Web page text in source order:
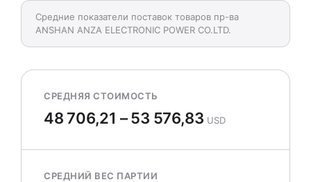
Средние показатели поставок товаров пр-ва
ANSHAN ANZA ELECTRONIC POWER CO.LTD.
СРЕДНЯЯ СТОИМОСТЬ
48 706,21 – 53 576,83 USD
СРЕДНИЙ ВЕС ПАРТИИ